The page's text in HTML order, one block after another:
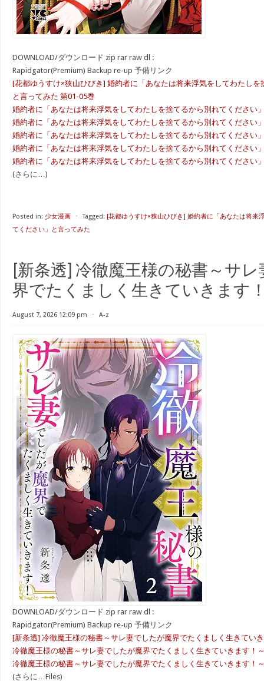
DOWNLOAD/ダウンロード zip rar raw dl :
Rapidgator(Premium) Backup re-up 予備リンク
[花都ゆうすけ×狭山ひびき] 婚約者に「あなたは将来浮気をしてわたし
と言ってみた 第01-05巻
婚約者に「あなたは将来浮気をしてわたしを捨てるから別れてください
婚約者に「あなたは将来浮気をしてわたしを捨てるから別れてください
婚約者に「あなたは将来浮気をしてわたしを捨てるから別れてください
婚約者に「あなたは将来浮気をしてわたしを捨てるから別れてください
婚約者に「あなたは将来浮気をしてわたしを捨てるから別れてください
(さらに…)
Posted in: 少女漫画 ⋅ Tagged: [花都ゆうすけ×狭山ひびき] 婚約者に「あなたは将来
てください」と言ってみた
[新条透] 冷徹魔王様の秘書～サ
界でたくましく生きていきます！
August 7, 2026 12:09 pm ⋅ A-z
DOWNLOAD/ダウンロード zip rar raw dl :
Rapidgator(Premium) Backup re-up 予備リンク
[新条透] 冷徹魔王様の秘書～サレ妻でしたが魔界でたくましく生きてい
冷徹魔王様の秘書～サレ妻でしたが魔界でたくましく生きていきます！
冷徹魔王様の秘書～サレ妻でしたが魔界でたくましく生きていきます！
(さらに…Files)